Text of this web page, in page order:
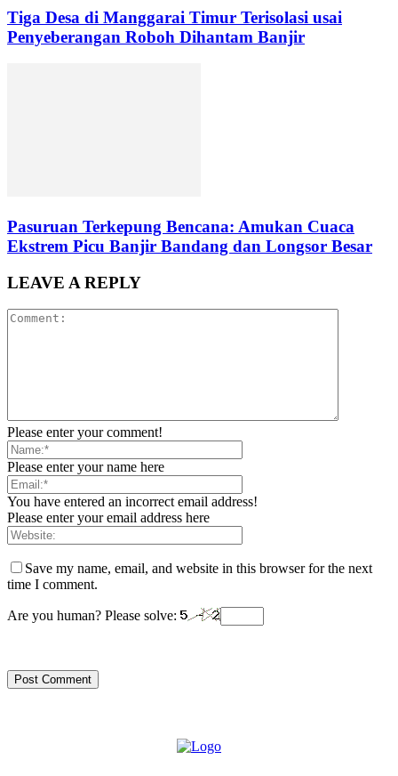
Tiga Desa di Manggarai Timur Terisolasi usai
Penyeberangan Roboh Dihantam Banjir
Pasuruan Terkepung Bencana: Amukan Cuaca
Ekstrem Picu Banjir Bandang dan Longsor Besar
LEAVE A REPLY
Please enter your comment!
Please enter your name here
You have entered an incorrect email address!
Please enter your email address here
Save my name, email, and website in this browser for the next
time I comment.
Are you human? Please solve: